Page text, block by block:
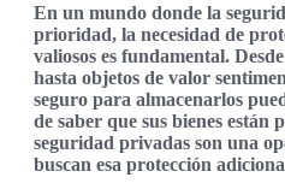
En un mundo donde la
prioridad, la necesidad de
valiosos es fundamental.
hasta objetos de valor
seguro para almacenarlos
de saber que sus bienes están
seguridad privadas son una
buscan esa protección